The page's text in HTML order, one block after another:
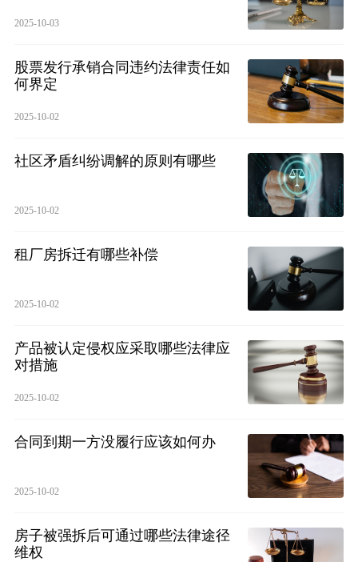
2025-10-03
股票发行承销合同违约法律责任如
何界定
2025-10-02
社区矛盾纠纷调解的原则有哪些
2025-10-02
租厂房拆迁有哪些补偿
2025-10-02
产品被认定侵权应采取哪些法律应
对措施
2025-10-02
合同到期一方没履行应该如何办
2025-10-02
房子被强拆后可通过哪些法律途径
维权